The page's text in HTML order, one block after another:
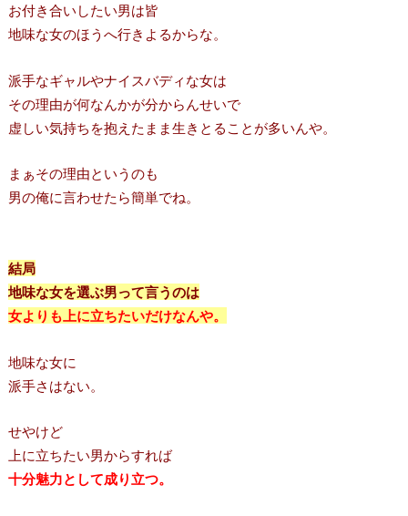
お付き合いしたい男は皆
地味な女のほうへ行きよるからな。
派手なギャルやナイスバディな女は
その理由が何なんかが分からんせいで
虚しい気持ちを抱えたまま生きとることが多いんや。
まぁその理由というのも
男の俺に言わせたら簡単でね。
結局
地味な女を選ぶ男って言うのは
女よりも上に立ちたいだけなんや。
地味な女に
派手さはない。
せやけど
上に立ちたい男からすれば
十分魅力として成り立つ。